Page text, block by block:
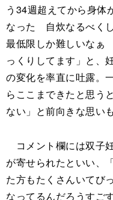
う34週超えてから身体
なった 自炊なるべく
最低限しか難しいなぁ
っくりしてます」と、
の変化を率直に吐露。
らここまできたと思
ない」と前向きな思い
コメント欄には双子
が寄せられたといい、
た方もたくさんいてび
なってるんだろうすご